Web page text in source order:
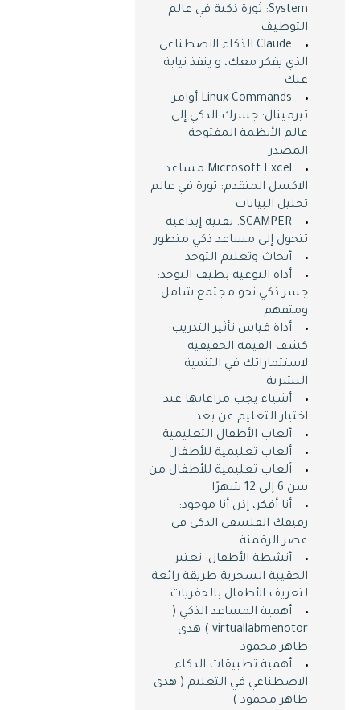
System: ثورة ذكية في عالم
التوظيف
Claude الذكاء الاصطناعي
الذي يفكر معك، و ينفذ نيابة
عنك
Linux Commands أوامر
تيرمينال: جسرك الذكي إلى
عالم الأنظمة المفتوحة
المصدر
Microsoft Excel مساعد
الاكسل المتقدم: ثورة في عالم
تحليل البيانات
SCAMPER: تقنية إبداعية
تتحول إلى مساعد ذكي متطور
أبحاث وتعليم التوحد
أداة التوعية بطيف التوحد:
جسر ذكي نحو مجتمع شامل
ومتفهم
أداة قياس تأثير التدريب:
كشف القيمة الحقيقية
لاستثماراتك في التنمية
البشرية
أشياء يجب مراعاتها عند
اختيار التعليم عن بعد
ألعاب الأطفال التعليمية
ألعاب تعليمية للأطفال
ألعاب تعليمية للأطفال من
سن 6 إلى 12 شهرًا
أنا أفكر، إذن أنا موجود:
رفيقك الفلسفي الذكي في
عصر الرقمنة
أنشطة الأطفال: تعتبر
الحقيبة السحرية طريقة رائعة
لتعريف الأطفال بالحفريات
أهمية المساعد الذكي (
virtuallabmenotor ) هدى
طاهر محمود
أهمية تطبيقات الذكاء
الاصطناعي في التعليم ( هدى
طاهر محمود )